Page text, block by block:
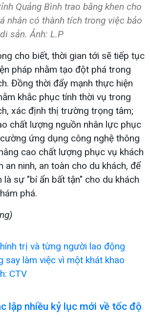
Quảng Bình trao bằng khen cho
nhân có thành tích trong việc bảo
sản. Ảnh: L.P
cho biết, thời gian tới sẽ tiếp tục
pháp nhằm tạo đột phá trong
Đồng thời đẩy mạnh thực hiện
khắc phục tính thời vụ trong
xác định thị trường trọng tâm;
chất lượng nguồn nhân lực phục
ứng dụng công nghệ thông
cao chất lượng phục vụ khách
an ninh, an toàn cho du khách, để
là sự "bí ẩn bất tận" cho du khách
phá.
lập nhiều kỷ lục mới về tốc độ